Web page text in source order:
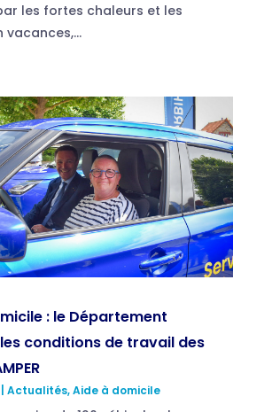
les fortes chaleurs et les
vacances,...
: le Département
conditions de travail des
Actualités,Aide à domicile